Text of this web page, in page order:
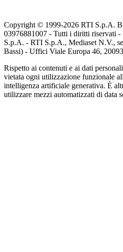
Copyright © 1999-2026 RTI S.p.A.
03976881007 - Tutti i diritti riservati
S.p.A. - RTI S.p.A., Mediaset N.V.,
Bassi) - Uffici Viale Europa 46,
Rispetto ai contenuti e ai dati
vietata ogni utilizzazione funzionale
intelligenza artificiale generativa. È
utilizzare mezzi automatizzati di data